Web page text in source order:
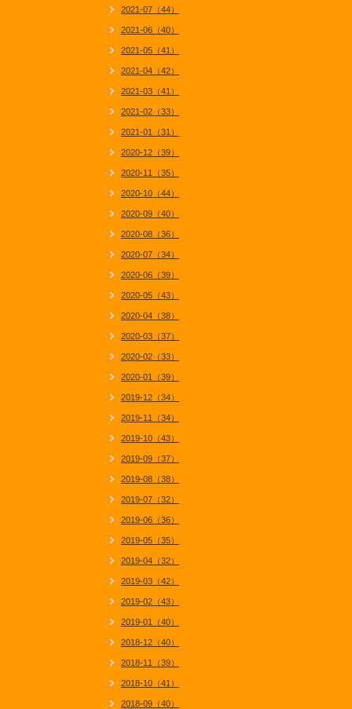
2021-07（44）
2021-06（40）
2021-05（41）
2021-04（42）
2021-03（41）
2021-02（33）
2021-01（31）
2020-12（39）
2020-11（35）
2020-10（44）
2020-09（40）
2020-08（36）
2020-07（34）
2020-06（39）
2020-05（43）
2020-04（38）
2020-03（37）
2020-02（33）
2020-01（39）
2019-12（34）
2019-11（34）
2019-10（43）
2019-09（37）
2019-08（38）
2019-07（32）
2019-06（36）
2019-05（35）
2019-04（32）
2019-03（42）
2019-02（43）
2019-01（40）
2018-12（40）
2018-11（39）
2018-10（41）
2018-09（40）